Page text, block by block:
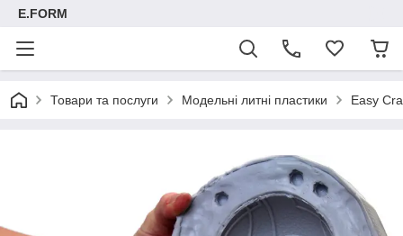
E.FORM
Товари та послуги Модельні литні пластики Easy